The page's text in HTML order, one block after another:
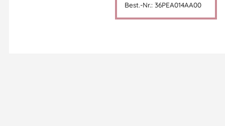
Best.-Nr.: 36PEA014AA00